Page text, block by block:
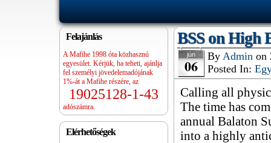
Felajánlás
A Mafihe 1998 óta közhasznú
egyesület. Kérjük, ha teheti, ajánlja
fel személyi jövedelemadójának
1%-át a Mafihe részére, az
19025128-1-43
adószámra.
Elérhetőségek
BSS on High
jún
06 ByAdmin on
Posted In:
Calling all
The time has
annual Balaton
into a highly